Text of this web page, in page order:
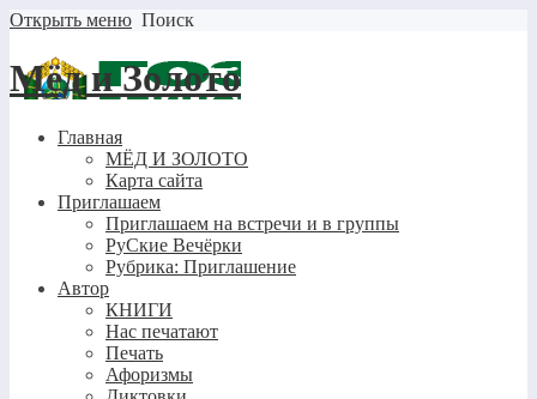
Открыть меню Поиск
Мёд и Золото
Главная
МЁД И ЗОЛОТО
Карта сайта
Приглашаем
Приглашаем на встречи и в группы
РуСкие Вечёрки
Рубрика: Приглашение
Автор
КНИГИ
Нас печатают
Печать
Афоризмы